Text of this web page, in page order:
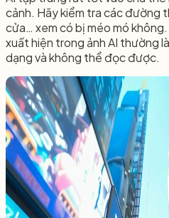
cảnh. Hãy kiểm tra các đường
cửa… xem có bị méo mó
xuất hiện trong ảnh AI thường
dạng và không thể đọc được.